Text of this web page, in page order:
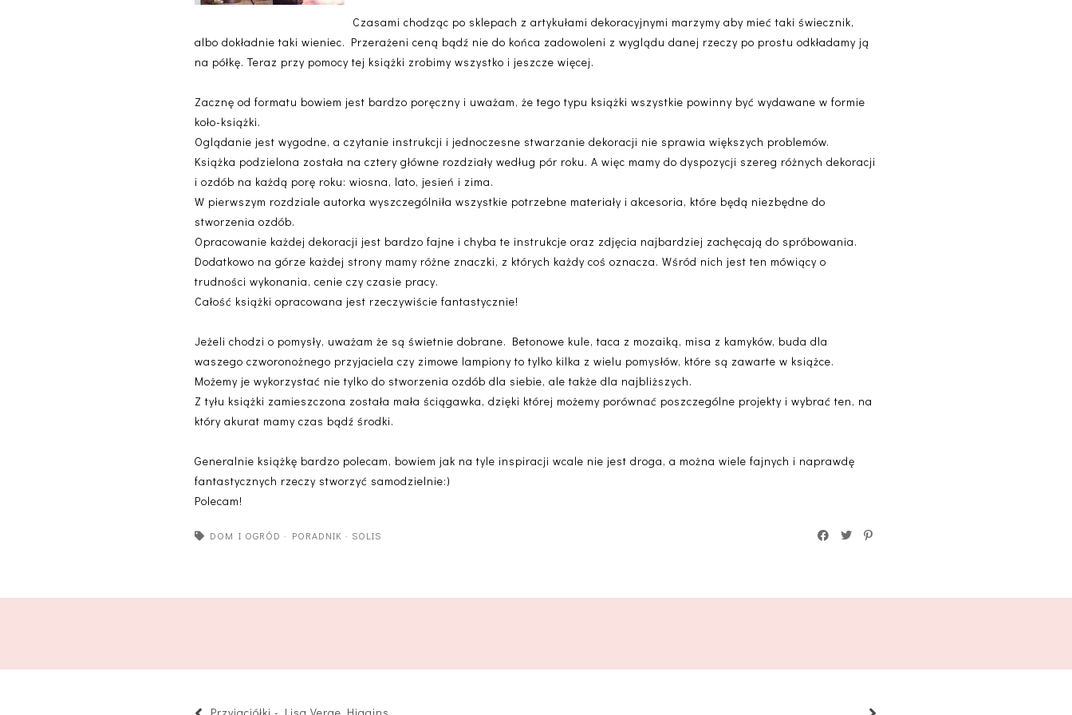
Czasami chodząc po sklepach z artykułami dekoracyjnymi marzymy aby mieć taki świecznik,
albo dokładnie taki wieniec. Przerażeni ceną bądź nie do końca zadowoleni z wyglądu danej rzeczy po prostu odkładamy ją
na półkę. Teraz przy pomocy tej książki zrobimy wszystko i jeszcze więcej.
Zacznę od formatu bowiem jest bardzo poręczny i uważam, że tego typu książki wszystkie powinny być wydawane w formie
koło-książki.
Oglądanie jest wygodne, a czytanie instrukcji i jednoczesne stwarzanie dekoracji nie sprawia większych problemów.
Książka podzielona została na cztery główne rozdziały według pór roku. A więc mamy do dyspozycji szereg różnych dekoracji
i ozdób na każdą porę roku: wiosna, lato, jesień i zima.
W pierwszym rozdziale autorka wyszczególniła wszystkie potrzebne materiały i akcesoria, które będą niezbędne do
stworzenia ozdób.
Opracowanie każdej dekoracji jest bardzo fajne i chyba te instrukcje oraz zdjęcia najbardziej zachęcają do spróbowania.
Dodatkowo na górze każdej strony mamy różne znaczki, z których każdy coś oznacza. Wśród nich jest ten mówiący o
trudności wykonania, cenie czy czasie pracy.
Całość książki opracowana jest rzeczywiście fantastycznie!
Jeżeli chodzi o pomysły, uważam że są świetnie dobrane. Betonowe kule, taca z mozaiką, misa z kamyków, buda dla
waszego czworonożnego przyjaciela czy zimowe lampiony to tylko kilka z wielu pomysłów, które są zawarte w książce.
Możemy je wykorzystać nie tylko do stworzenia ozdób dla siebie, ale także dla najbliższych.
Z tyłu książki zamieszczona została mała ściągawka, dzięki której możemy porównać poszczególne projekty i wybrać ten, na
który akurat mamy czas bądź środki.
Generalnie książkę bardzo polecam, bowiem jak na tyle inspiracji wcale nie jest droga, a można wiele fajnych i naprawdę
fantastycznych rzeczy stworzyć samodzielnie:)
Polecam!
DOM I OGRÓD · PORADNIK · SOLIS